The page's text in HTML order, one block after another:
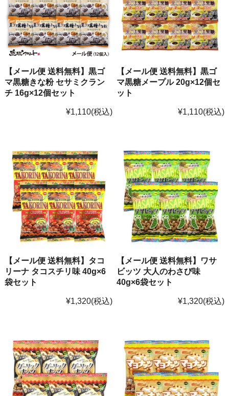
【メール便 送料無料】黒ゴ
マ黒糖きな粉 セサミクラン
チ 16g×12個セット
¥1,110(税込)
【メール便 送料無料】黒ゴ
マ黒糖メープル 20g×12個セ
ット
¥1,110(税込)
【メール便 送料無料】タコ
リーナ タコスチリ味 40g×6
袋セット
¥1,320(税込)
【メール便 送料無料】ワサ
ビッツ 大人のわさび味
40g×6袋セット
¥1,320(税込)